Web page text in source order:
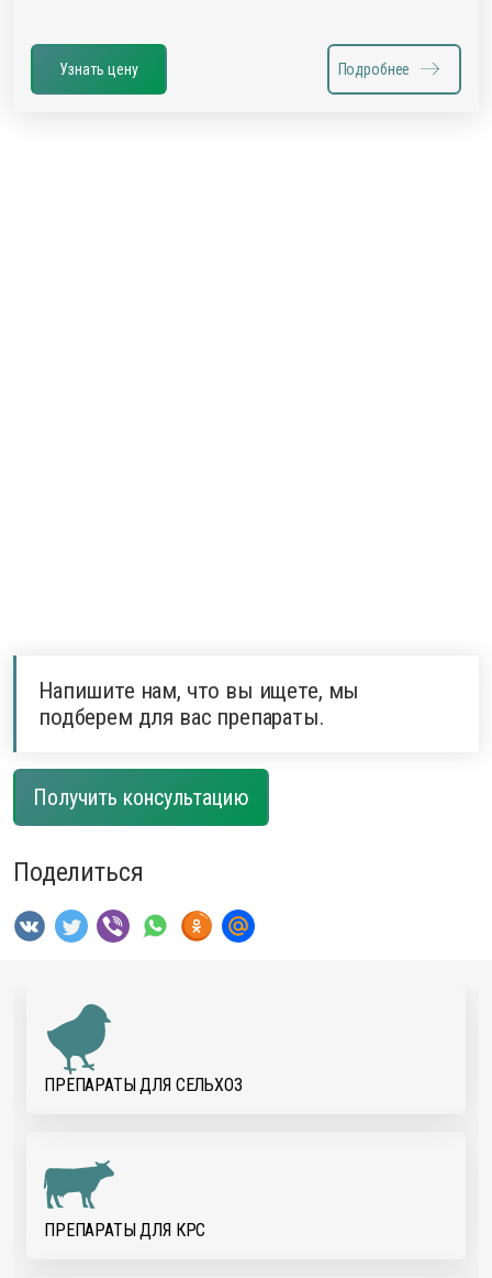
Узнать цену Подробнее
Напишите нам, что вы ищете, мы
подберем для вас препараты.
Получить консультацию
Поделиться
ПРЕПАРАТЫ ДЛЯ CЕЛЬХОЗ
ПРЕПАРАТЫ ДЛЯ КРС